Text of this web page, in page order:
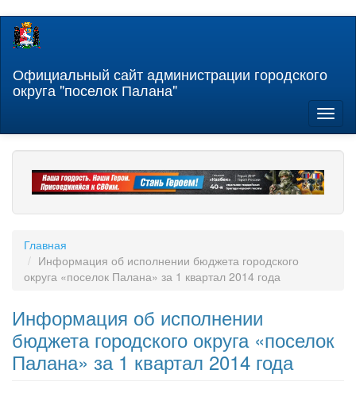
Перейти
содержанию
Официальный сайт администрации городского
округа "поселок Палана"
Главная
Информация об исполнении бюджета городского
округа «поселок Палана» за 1 квартал 2014 года
Информация об исполнении
бюджета городского округа «поселок
Палана» за 1 квартал 2014 года